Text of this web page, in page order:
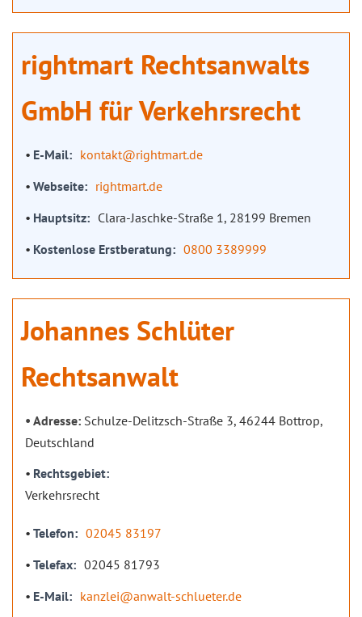
rightmart Rechtsanwalts
GmbH für Verkehrsrecht
E-Mail
kontakt@rightmart.de
Webseite
rightmart.de
Hauptsitz
Clara-Jaschke-Straße 1, 28199 Bremen
Kostenlose Erstberatung
0800 3389999
Johannes Schlüter
Rechtsanwalt
Adresse: Schulze-Delitzsch-Straße 3, 46244 Bottrop,
Deutschland
Rechtsgebiet
Verkehrsrecht
Telefon
02045 83197
Telefax
02045 81793
E-Mail
kanzlei@anwalt-schlueter.de